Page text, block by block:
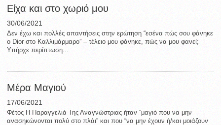
Είχα και στο χωριό μου
30/06/2021
Δεν έχω και πολλές απαντήσεις στην ερώτηση “εσένα πώς σου φάνηκε
ο Dior στο Καλλιμάρμαρο” – τέλειο μου φάνηκε, πώς να μου φανεί;
Υπήρχε περίπτωση...
Μέρα Μαγιού
17/06/2021
Φέτος Η Παραγγελιά Της Αναγνώστριας ήταν “μαγιό που να μην
ανασηκώνονται πολύ στο πλάι” και που “να μην έχουν ή/και μοιάζουν